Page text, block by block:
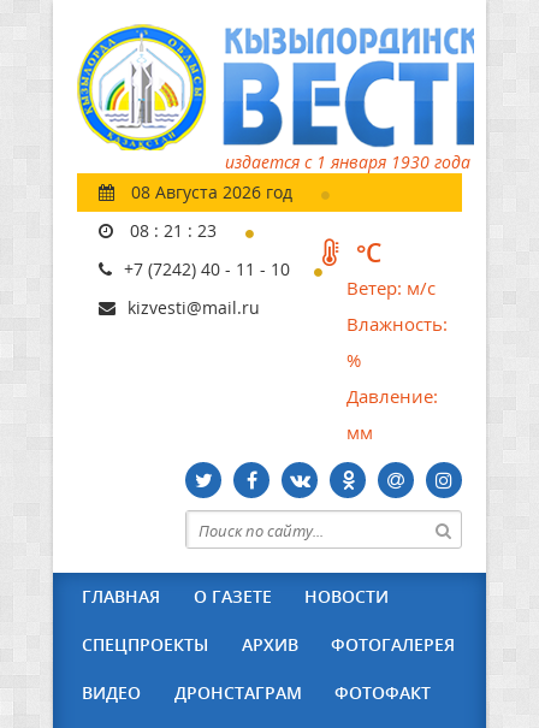
издается с 1 января 1930 года
08 Августа 2026 год
08 : 21 : 24
+7 (7242) 40 - 11 - 10
kizvesti@mail.ru
°C
Ветер: м/с
Влажность:
%
Давление:
мм
ГЛАВНАЯ О ГАЗЕТЕ НОВОСТИ
СПЕЦПРОЕКТЫ АРХИВ ФОТОГАЛЕРЕЯ
ВИДЕО ДРОНСТАГРАМ ФОТОФАКТ